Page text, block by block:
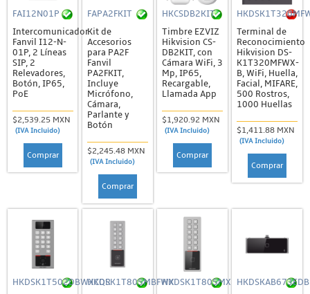
FAI12N01P
Intercomunicador
Fanvil I12-N-
01P, 2 Líneas
SIP, 2
Relevadores,
Botón, IP65,
PoE
$2,539.25 MXN
(IVA Incluido)
Comprar
FAPA2FKIT
Kit de
Accesorios
para PA2F
Fanvil
PA2FKIT,
Incluye
Micrófono,
Cámara,
Parlante y
Botón
$2,245.48 MXN
(IVA Incluido)
Comprar
HKCSDB2KIT
Timbre EZVIZ
Hikvision CS-
DB2KIT, con
Cámara WiFi, 3
Mp, IP65,
Recargable,
Llamada App
$1,920.92 MXN
(IVA Incluido)
Comprar
Terminal de
Reconocimiento
Hikvision DS-
K1T320MFWX-
B, WiFi, Huella,
Facial, MIFARE,
500 Rostros,
1000 Huellas
$1,411.88 MXN
(IVA Incluido)
Comprar
HKDSK1T502DBWXCQRHKDSK1T805MBFWXHKDSK1T805MX
HKDSKAB673EDB